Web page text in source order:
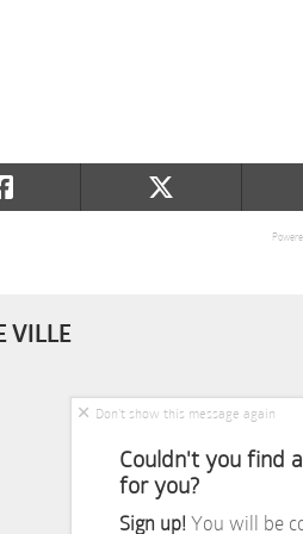
Don’t show this message again
Couldn't you find
for you?
Sign up! You will be
VILLE